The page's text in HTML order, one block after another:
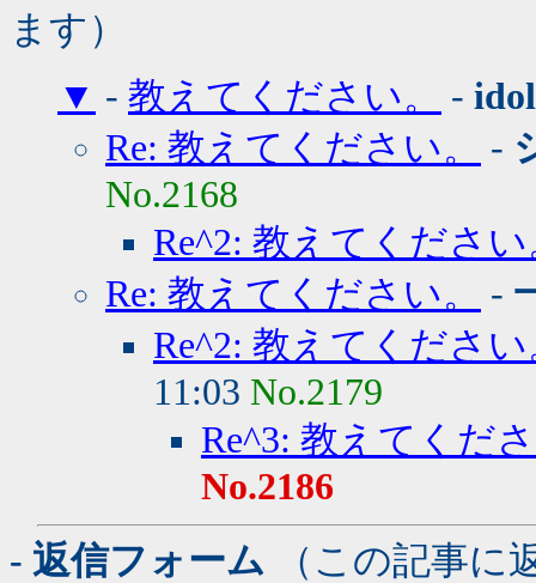
ます）
▼ - 教えてください。 - idol
Re: 教えてください。
-
No.2168
Re^2: 教えてくださ
Re: 教えてください。
-
Re^2: 教えてくださ
11:03 No.2179
Re^3: 教えてくだ
No.2186
- 返信フォーム （この記事に